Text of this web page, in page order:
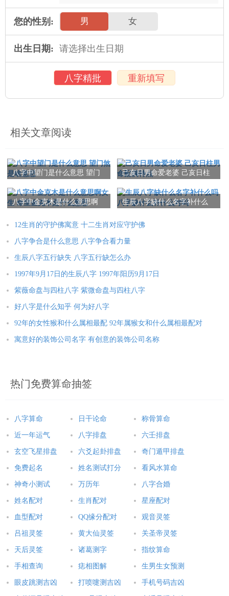
您的性别: 男 女
出生日期:
八字精批 重新填写
相关文章阅读
八字中望门是什么意思 望门
己亥日男命爱老婆 己亥日柱
八字中金克木是什么意思啊
生辰八字缺什么名字补什么
12生肖的守护佛寓意 十二生肖对应守护佛
八字争合是什么意思 八字争合看力量
生辰八字五行缺失 八字五行缺怎么办
1997年9月17日的生辰八字 1997年阳历9月17日
紫薇命盘与四柱八字 紫微命盘与四柱八字
好八字是什么知乎 何为好八字
92年的女性猴和什么属相最配 92年属猴女和什么属相最配对
寓意好的装饰公司名字 有创意的装饰公司名称
热门免费算命抽签
八字算命 日干论命 称骨算命
近一年运气 八字排盘 六壬排盘
玄空飞星排盘 六爻起卦排盘 奇门遁甲排盘
免费起名 姓名测试打分 看风水算命
神奇小测试 万历年 八字合婚
姓名配对 生肖配对 星座配对
血型配对 QQ缘分配对 观音灵签
吕祖灵签 黄大仙灵签 关圣帝灵签
天后灵签 诸葛测字 指纹算命
手相查询 痣相图解 生男生女预测
眼皮跳测吉凶 打喷嚏测吉凶 手机号码吉凶